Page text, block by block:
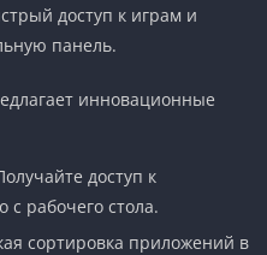
доступ к играм и
панель.
инновационные
доступ к
рабочего стола.
сортировка приложений в